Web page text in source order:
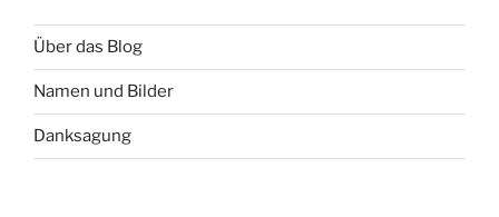
Über das Blog
Namen und Bilder
Danksagung